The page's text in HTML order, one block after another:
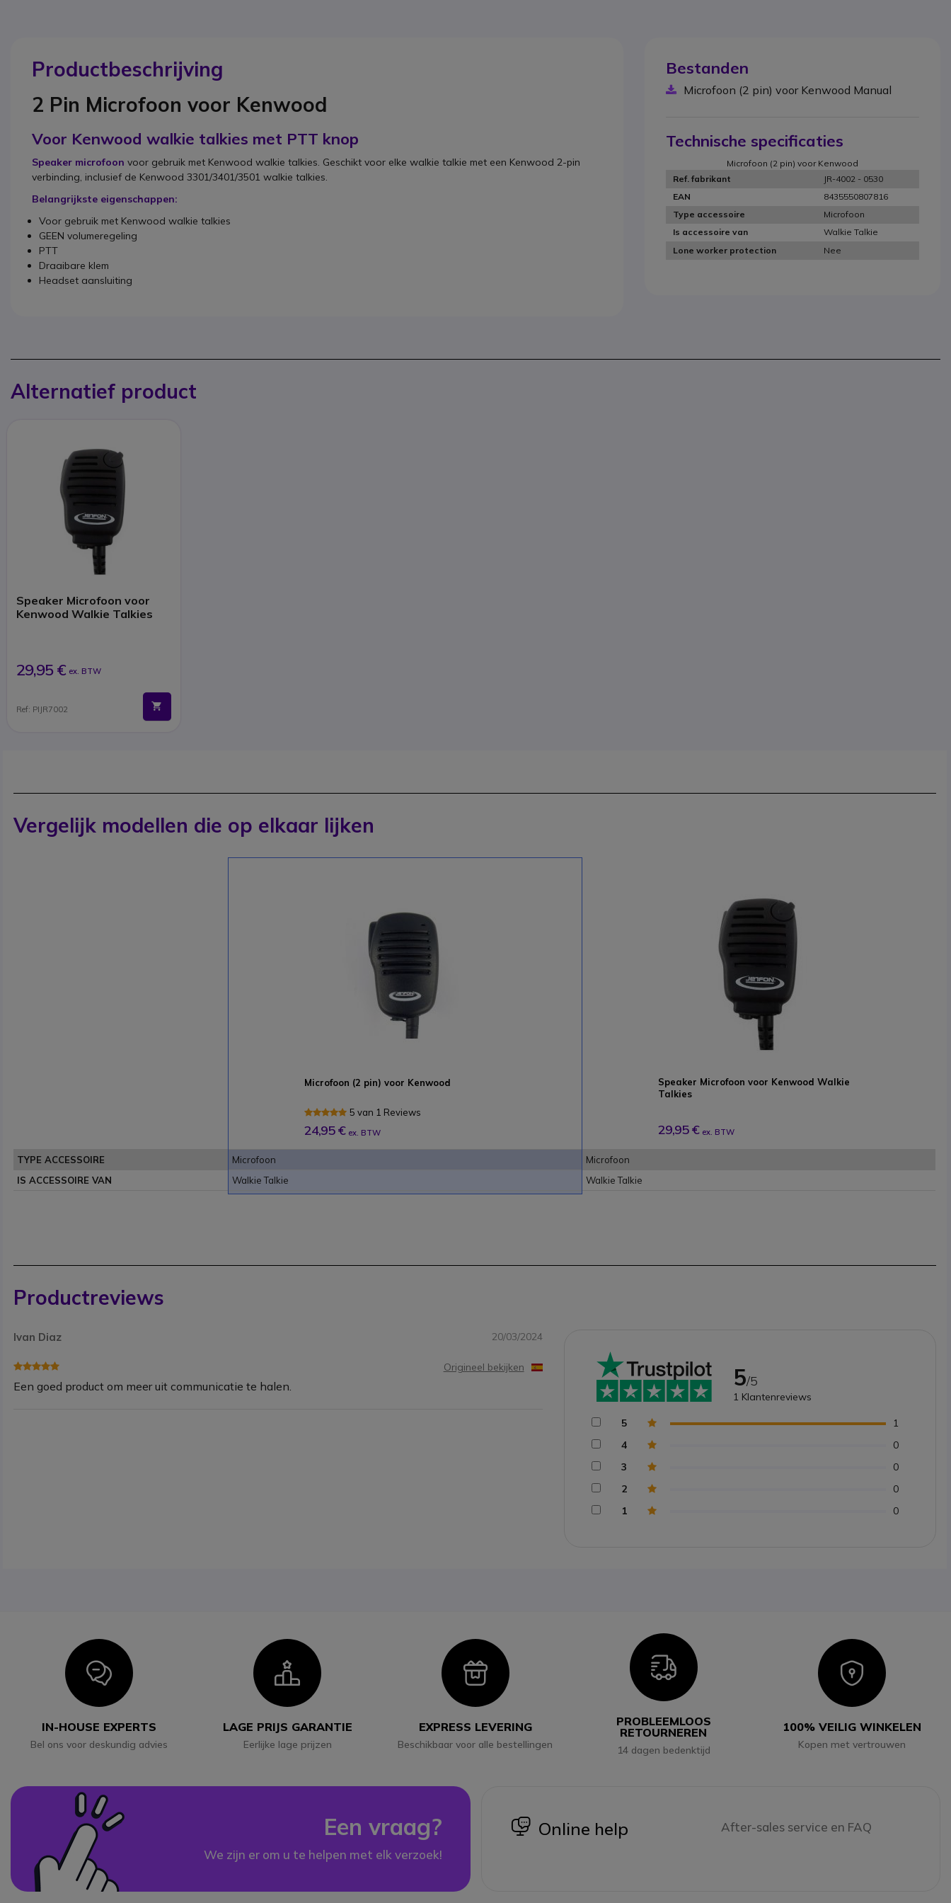
Productbeschrijving
2 Pin Microfoon voor Kenwood
Voor Kenwood walkie talkies met PTT knop
Speaker microfoon voor gebruik met Kenwood walkie talkies. Geschikt voor elke walkie talkie met een Kenwood 2-pin
verbinding, inclusief de Kenwood 3301/3401/3501 walkie talkies.
Belangrijkste eigenschappen:
Voor gebruik met Kenwood walkie talkies
GEEN volumeregeling
PTT
Draaibare klem
Headset aansluiting
Bestanden
Microfoon (2 pin) voor Kenwood Manual
Technische specificaties
Microfoon (2 pin) voor Kenwood
Ref. fabrikant
JR-4002 - 0530
EAN
8435550807816
Type accessoire
Microfoon
Is accessoire van
Walkie Talkie
Lone worker protection
Nee
Alternatief product
Speaker Microfoon voor
Kenwood Walkie Talkies
29,95 € ex. BTW
Ref: PIJR7002
Vergelijk modellen die op elkaar lijken
Microfoon (2 pin) voor Kenwood
5 van 1 Reviews
24,95 € ex. BTW
Speaker Microfoon voor Kenwood Walkie
Talkies
29,95 € ex. BTW
TYPE ACCESSOIRE Microfoon
Microfoon
IS ACCESSOIRE VAN
Walkie Talkie Walkie Talkie
Productreviews
Ivan Diaz 20/03/2024
Een goed product om meer uit communicatie te halen.
Origineel bekijken 5/5
1 Klantenreviews
5
1
4
0
3
0
2
0
1
0
Icon
IN-HOUSE EXPERTS
Bel ons voor deskundig advies
Icon
LAGE PRIJS GARANTIE
Eerlijke lage prijzen
Icon
EXPRESS LEVERING
Beschikbaar voor alle bestellingen
Icon
PROBLEEMLOOS
RETOURNEREN
14 dagen bedenktijd
Icon
100% VEILIG WINKELEN
Kopen met vertrouwen
Een vraag?
We zijn er om u te helpen met elk verzoek!
icon
Online help After-sales service en FAQ